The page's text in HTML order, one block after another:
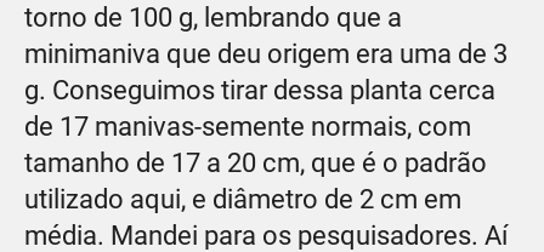
torno de 100 g, lembrando que a
minimaniva que deu origem era uma de 3
g. Conseguimos tirar dessa planta cerca
de 17 manivas-semente normais, com
tamanho de 17 a 20 cm, que é o padrão
utilizado aqui, e diâmetro de 2 cm em
média. Mandei para os pesquisadores. Aí